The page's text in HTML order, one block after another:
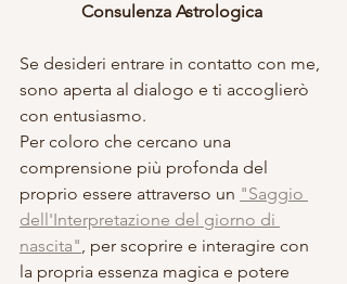
Consulenza Astrologica
Se desideri entrare in contatto con me,
sono aperta al dialogo e ti accoglierò
con entusiasmo.
Per coloro che cercano una
comprensione più profonda del
proprio essere attraverso un "Saggio
dell'Interpretazione del giorno di
nascita", per scoprire e interagire con
la propria essenza magica e potere